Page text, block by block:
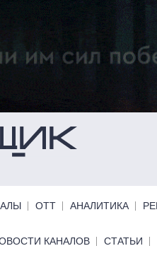
ОТТ АНАЛИТИКА
КАНАЛОВ СТАТЬИ